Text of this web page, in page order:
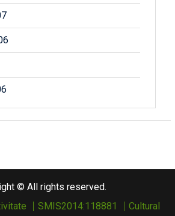
© All rights reserved.
SMIS2014:118881 Cultural